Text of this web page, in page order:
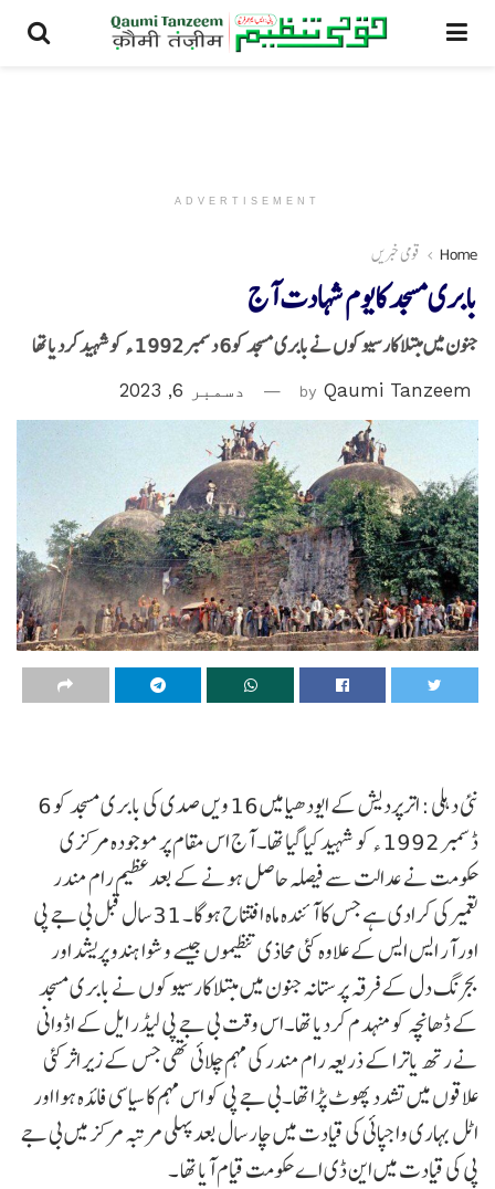
ADVERTISEMENT
Home قومی خبریں
بابری مسجد کایوم شہادت آج
جنون میں مبتلا کارسیوکوں نےبابری مسجد کو6 دسمبر 1992 ء کوشہید کردیا تھا
by Qaumi Tanzeem دسمبر 6, 2023
نئی دہلی : اترپردیش کے ایودھیا میں 16 ویں صدی کی بابری مسجد کو 6
ڈسمبر 1992 ء کو شہید کیا گیا تھا۔ آج اس مقام پر موجودہ مرکزی
حکومت نے عدالت سے فیصلہ حاصل ہونے کے بعدعظیم رام مندر
تعمیرکی کرادی ہے جس کا آئندہ ماہ افتتاح ہوگا۔ 31 سال قبل بی جے پی
اور آر ایس ایس کے علاوہ کئی محاذی تنظیموں جیسے وشوا ہندو پریشد اور
بجرنگ دل کے فرقہ پرستانہ جنون میں مبتلا کارسیوکوں نے بابری مسجد
کے ڈھانچہ کو منہدم کردیا تھا۔اس وقت بی جے پی لیڈر ایل کے اڈوانی
نے رتھ یاترا کے ذریعہ رام مندر کی مہم چلائی تھی جس کے زیر اثر کئی
علاقوں میں تشدد پھوٹ پڑا تھا۔بی جے پی کو اس مہم کا سیاسی فائدہ ہوا اور
اٹل بہاری واجپائی کی قیادت میں چار سال بعد پہلی مرتبہ مرکز میں بی جے
پی کی قیادت میں این ڈی اے حکومت قیام آیا تھا ۔